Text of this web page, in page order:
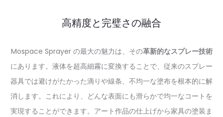
高精度と完璧さの融合
Mospace Sprayer の最大の魅力は、その革新的なスプレー技術
にあります。液体を超高細霧に変換することで、従来のスプレー
器具では避けがたかった滴りや線条、不均一な塗布を根本的に解
消します。これにより、どんな表面にも滑らかで均一なコートを
実現することができます。アート作品の仕上げから家具の塗装ま